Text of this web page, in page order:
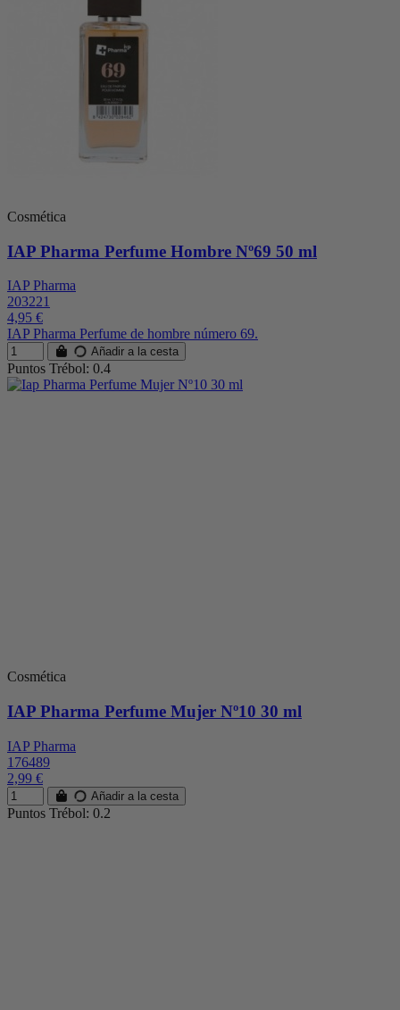
Cosmética
IAP Pharma Perfume Hombre Nº69 50 ml
IAP Pharma
203221
4,95 €
IAP Pharma Perfume de hombre número 69.
Añadir a la cesta
Puntos Trébol: 0.4
Cosmética
IAP Pharma Perfume Mujer Nº10 30 ml
IAP Pharma
176489
2,99 €
Añadir a la cesta
Puntos Trébol: 0.2